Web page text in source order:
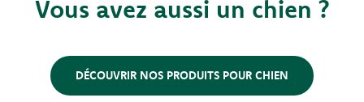
Vous avez aussi un chien ?
DÉCOUVRIR NOS PRODUITS POUR CHIEN